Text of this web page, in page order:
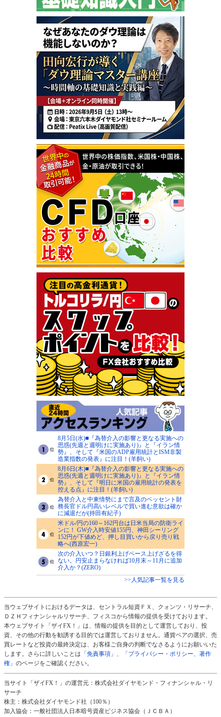
8月5日(水)■『為替介入の影響と更なる実施への
思惑(先週と週明けに実施あり)』と『イラン情
勢』、そして『米国のADP雇用統計とISM非製
造業指数の発表』に注目！(羊飼い)
8月6日(木)■『為替介入の影響と更なる実施への
思惑(先週と週明けに実施あり)』と『イラン情
勢』、そして『明日に米国の雇用統計の発表を
控える点』に注目！(羊飼い)
為替介入と中東情勢にまで言及のベッセント財
務長官ドル円高いレベルで買い進む意欲は確か
に減退だが(持田有紀子)
米ドル/円の160～162円台は日米当局の防衛ライ
ンに！ GW介入時安値155円、神田シーリング
152円が下値めど、押し目買いから戻り売り戦
略へ(西原宏一)
次の介入いつ？日銀利上げペース上げざるを得
ない。円安止まらなければ10月末～11月に追加
介入か？(ZERO)
>>人気記事一覧を見る
当ウェブサイトにおけるデータは、セントラル短資ＦＸ、クォンツ・リサーチ、
ＤＺＨフィナンシャルリサーチ、フィスコから情報の提供を受けております。
本ウェブサイト「ザイFX！」は、情報の提供を目的として運営しており、投
資、その他の行動を勧誘する目的では運営しておりません。通貨ペアの選択、売
買レートなど投資の最終決定は、お客様ご自身の判断でなさるようにお願いいた
します。さらに詳しいことは 「免責事項」 、
「プライバシー・ポリシー、著作
権」 のページをご確認ください。
当サイト「ザイFX！」の運営元：株式会社ダイヤモンド・フィナンシャル・リ
サーチ
株主：株式会社ダイヤモンド社（100％）
加入協会：一般社団法人日本暗号資産ビジネス協会（ＪＣＢＡ）